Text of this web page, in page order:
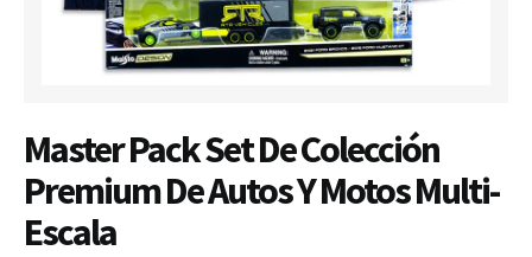
Master Pack Set De Colección
Premium De Autos Y Motos Multi-
Escala